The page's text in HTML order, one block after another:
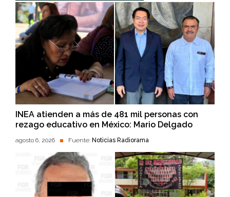
INEA atienden a más de 481 mil personas con
rezago educativo en México: Mario Delgado
agosto 6, 2026 Fuente: Noticias Radiorama